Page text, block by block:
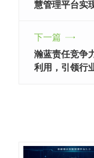
慧管理平台实
下一篇
瀚蓝责任竞争
利用，引领行